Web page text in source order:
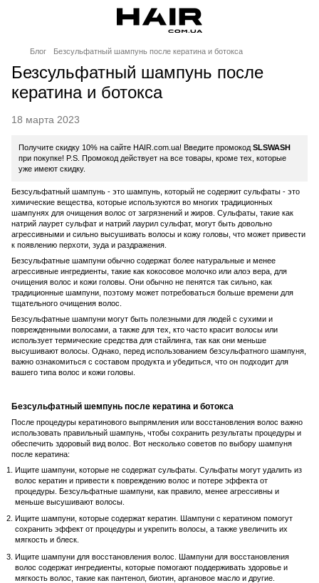
Блог Безсульфатный шампунь после кератина и ботокса
Безсульфатный шампунь после
кератина и ботокса
18 марта 2023
Получите скидку 10% на сайте HAIR.com.ua! Введите промокод SLSWASH
при покупке! P.S. Промокод действует на все товары, кроме тех, которые
уже имеют скидку.
Безсульфатный шампунь - это шампунь, который не содержит сульфаты - это
химические вещества, которые используются во многих традиционных
шампунях для очищения волос от загрязнений и жиров. Сульфаты, такие как
натрий лаурет сульфат и натрий лаурил сульфат, могут быть довольно
агрессивными и сильно высушивать волосы и кожу головы, что может привести
к появлению перхоти, зуда и раздражения.
Безсульфатные шампуни обычно содержат более натуральные и менее
агрессивные ингредиенты, такие как кокосовое молочко или алоэ вера, для
очищения волос и кожи головы. Они обычно не пенятся так сильно, как
традиционные шампуни, поэтому может потребоваться больше времени для
тщательного очищения волос.
Безсульфатные шампуни могут быть полезными для людей с сухими и
поврежденными волосами, а также для тех, кто часто красит волосы или
использует термические средства для стайлинга, так как они меньше
высушивают волосы. Однако, перед использованием безсульфатного шампуня,
важно ознакомиться с составом продукта и убедиться, что он подходит для
вашего типа волос и кожи головы.
Безсульфатный шемпунь после кератина и ботокса
После процедуры кератинового выпрямления или восстановления волос важно
использовать правильный шампунь, чтобы сохранить результаты процедуры и
обеспечить здоровый вид волос. Вот несколько советов по выбору шампуня
после кератина:
Ищите шампуни, которые не содержат сульфаты. Сульфаты могут удалить из
волос кератин и привести к повреждению волос и потере эффекта от
процедуры. Безсульфатные шампуни, как правило, менее агрессивны и
меньше высушивают волосы.
Ищите шампуни, которые содержат кератин. Шампуни с кератином помогут
сохранить эффект от процедуры и укрепить волосы, а также увеличить их
мягкость и блеск.
Ищите шампуни для восстановления волос. Шампуни для восстановления
волос содержат ингредиенты, которые помогают поддерживать здоровье и
мягкость волос, такие как пантенол, биотин, аргановое масло и другие.